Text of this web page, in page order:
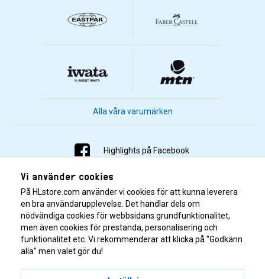
Alla våra varumärken
Highlights på Facebook
Highlights på Instagram
Highlights på Youtube
Highlights på Tiktok
Vi använder cookies
På HLstore.com använder vi cookies för att kunna leverera
en bra användarupplevelse. Det handlar dels om
nödvändiga cookies för webbsidans grundfunktionalitet,
men även cookies för prestanda, personalisering och
funktionalitet etc. Vi rekommenderar att klicka på "Godkänn
alla" men valet gör du!